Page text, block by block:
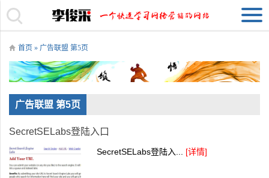
首页 » 广告联盟 第5页
广告联盟 第5页
SecretSELabs登陆入口
SecretSELabs登陆入... [详情]